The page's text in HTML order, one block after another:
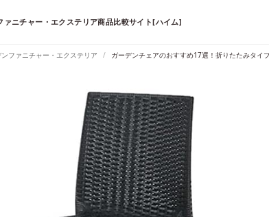
ァニチャー・エクステリア商品比較サイト[ハイム]
ンファニチャー・エクステリア ガーデンチェアのおすすめ17選！折りたたみタイ